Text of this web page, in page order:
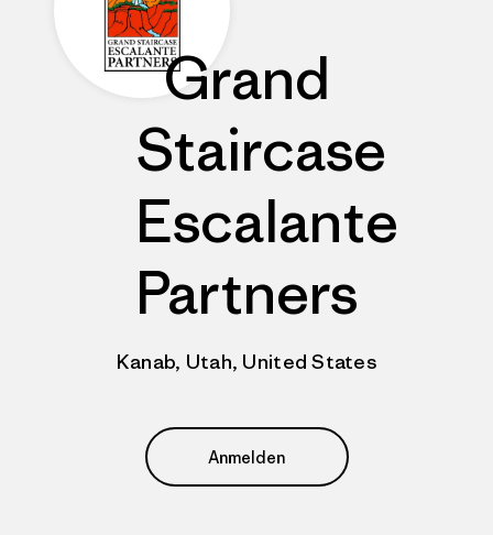
Grand
Staircase
Escalante
Partners
Kanab, Utah, United States
Anmelden